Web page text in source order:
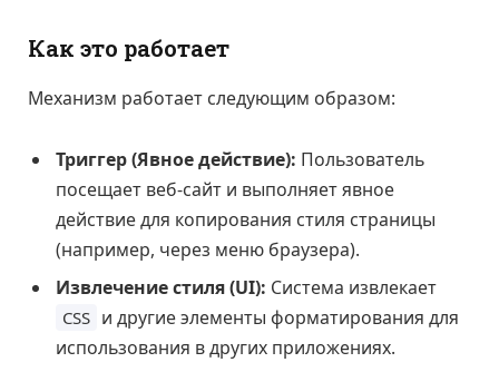
Как это работает
Механизм работает следующим образом:
Триггер (Явное действие): Пользователь
посещает веб-сайт и выполняет явное
действие для копирования стиля страницы
(например, через меню браузера).
Извлечение стиля (UI): Система извлекает
CSS и другие элементы форматирования для
использования в других приложениях.